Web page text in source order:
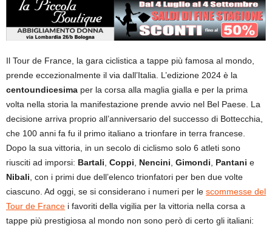
Il Tour de France, la gara ciclistica a tappe più famosa al mondo,
prende eccezionalmente il via dall’Italia. L’edizione 2024 è la
centoundicesima per la corsa alla maglia gialla e per la prima
volta nella storia la manifestazione prende avvio nel Bel Paese. La
decisione arriva proprio all’anniversario del successo di Bottecchia,
che 100 anni fa fu il primo italiano a trionfare in terra francese.
Dopo la sua vittoria, in un secolo di ciclismo solo 6 atleti sono
riusciti ad imporsi: Bartali Coppi Nencini Gimondi Pantani e
Nibali , con i primi due dell’elenco trionfatori per ben due volte
ciascuno. Ad oggi, se si considerano i numeri per le scommesse del
Tour de France i favoriti della vigilia per la vittoria nella corsa a
tappe più prestigiosa al mondo non sono però di certo gli italiani: